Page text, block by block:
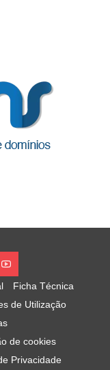
Ficha Técnica
de Utilização
de cookies
Privacidade